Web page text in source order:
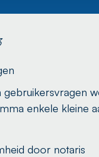
gebruikersvragen
enkele kleine
door notaris